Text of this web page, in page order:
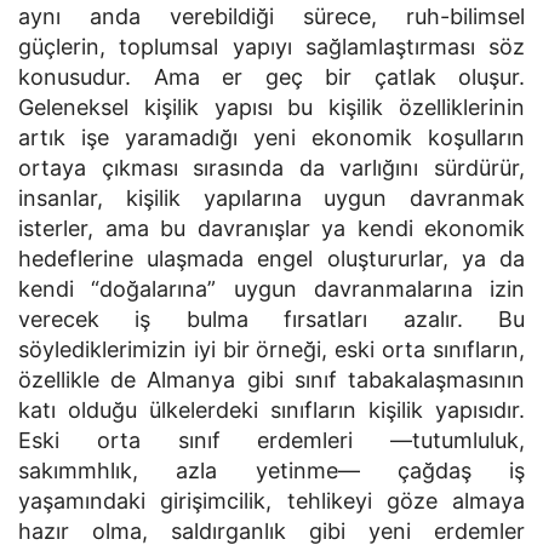
aynı anda verebildiği sürece, ruh-bilimsel
güçlerin, toplumsal yapıyı sağlamlaştırması söz
konusudur. Ama er geç bir çatlak oluşur.
Geleneksel kişilik yapısı bu kişilik özelliklerinin
artık işe yaramadığı yeni ekonomik koşulların
ortaya çıkması sırasında da varlığını sürdürür,
insanlar, kişilik yapılarına uygun davranmak
isterler, ama bu davranışlar ya kendi ekonomik
hedeflerine ulaşmada engel oluştururlar, ya da
kendi “doğalarına” uygun davranmalarına izin
verecek iş bulma fırsatları azalır. Bu
söylediklerimizin iyi bir örneği, eski orta sınıfların,
özellikle de Almanya gibi sınıf tabakalaşmasının
katı olduğu ülkelerdeki sınıfların kişilik yapısıdır.
Eski orta sınıf erdemleri —tutumluluk,
sakımmhlık, azla yetinme— çağdaş iş
yaşamındaki girişimcilik, tehlikeyi göze almaya
hazır olma, saldırganlık gibi yeni erdemler